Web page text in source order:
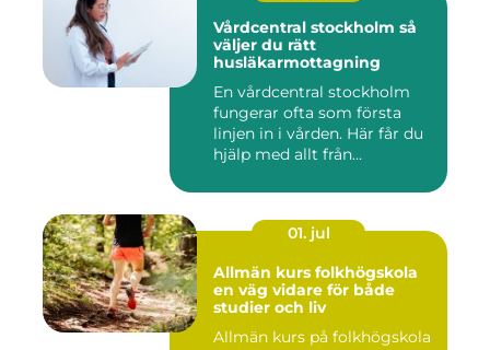
Vårdcentral stockholm så
väljer du rätt
husläkarmottagning
En vårdcentral stockholm
fungerar ofta som första
linjen in i vården. Här får du
hjälp med allt från...
01. jul
Allmän kurs folkhögskola
en väg vidare för både
studier och liv
Allmän kurs på folkhögskola